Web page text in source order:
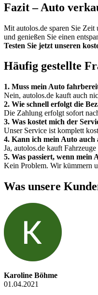
Fazit – Auto
Mit autolos.de sparen Sie
und genießen Sie einen
Testen Sie jetzt unseren
Häufig gestellte
1. Muss mein Auto
Nein, autolos.de kauft auch
2. Wie schnell erfolgt die
Die Zahlung erfolgt sofort
3. Was kostet mich der
Unser Service ist komplett
4. Kann ich mein Auto auch
Ja, autolos.de kauft
5. Was passiert, wenn mein
Kein Problem. Wir kümmern
Was unsere
Karoline Böhme
01.04.2021